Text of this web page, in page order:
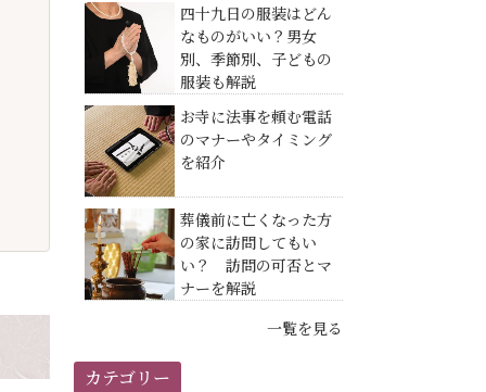
四十九日の服装はどん
なものがいい？男女
別、季節別、子どもの
服装も解説
お寺に法事を頼む電話
のマナーやタイミング
を紹介
葬儀前に亡くなった方
の家に訪問してもい
い？ 訪問の可否とマ
ナーを解説
一覧を見る
カテゴリー